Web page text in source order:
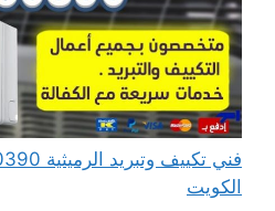
الكويت